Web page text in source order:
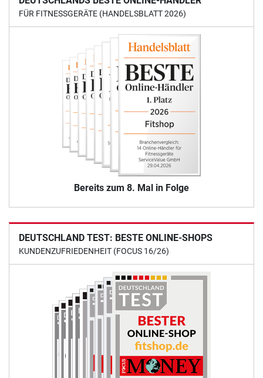
FÜR FITNESSGERÄTE (HANDELSBLATT 2026)
Bereits zum 8. Mal in Folge
DEUTSCHLAND TEST: BESTE ONLINE-SHOPS
KUNDENZUFRIEDENHEIT (FOCUS 16/26)